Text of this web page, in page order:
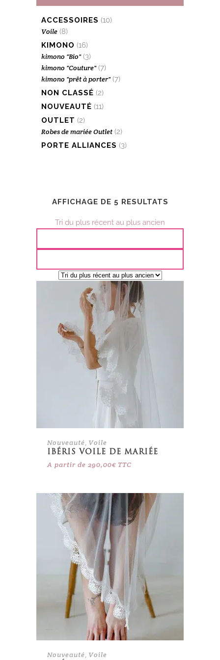
ACCESSOIRES (10)
Voile (8)
KIMONO (16)
kimono "Bio" (3)
kimono "Couture" (7)
kimono "prêt à porter" (7)
NON CLASSÉ (2)
NOUVEAUTÉ (11)
OUTLET (2)
Robes de mariée Outlet (2)
PORTE ALLIANCES (3)
AFFICHAGE DE 5 RESULTATS
Tri du plus récent au plus ancien
Nouveauté, Voile
IBÉRIS VOILE DE MARIÉE
A partir de 290,00€ TTC
Nouveauté, Voile